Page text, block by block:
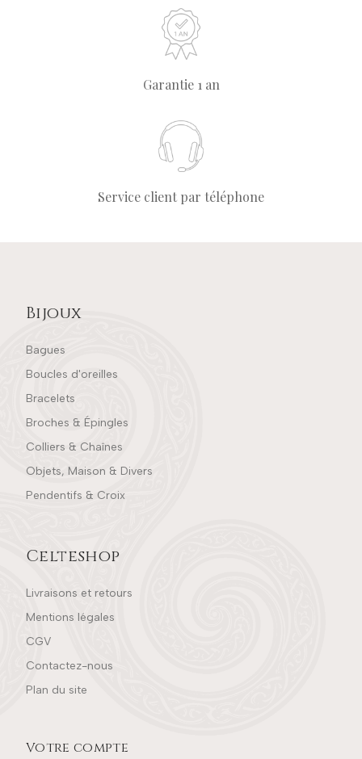
Garantie 1 an
Service client par téléphone
Bijoux
Bagues
Boucles d'oreilles
Bracelets
Broches & Épingles
Colliers & Chaînes
Objets, Maison & Divers
Pendentifs & Croix
Celteshop
Livraisons et retours
Mentions légales
CGV
Contactez-nous
Plan du site
Votre compte